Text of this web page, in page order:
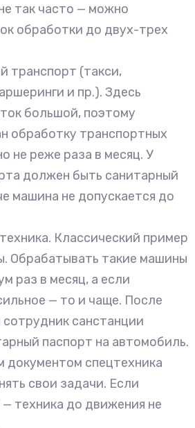
так часто — можно
обработки до двух-трех
транспорт (такси,
и пр.). Здесь
большой, поэтому
обработку транспортных
не реже раза в месяц. У
должен быть санитарный
машина не допускается до
Классический пример
Обрабатывать такие машины
раз в месяц, а если
— то и чаще. После
санстанции
паспорт на автомобиль.
документом спецтехника
свои задачи. Если
— техника до движения не